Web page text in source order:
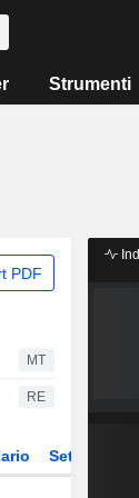
Strumenti
PDF
MT
RE
Settore